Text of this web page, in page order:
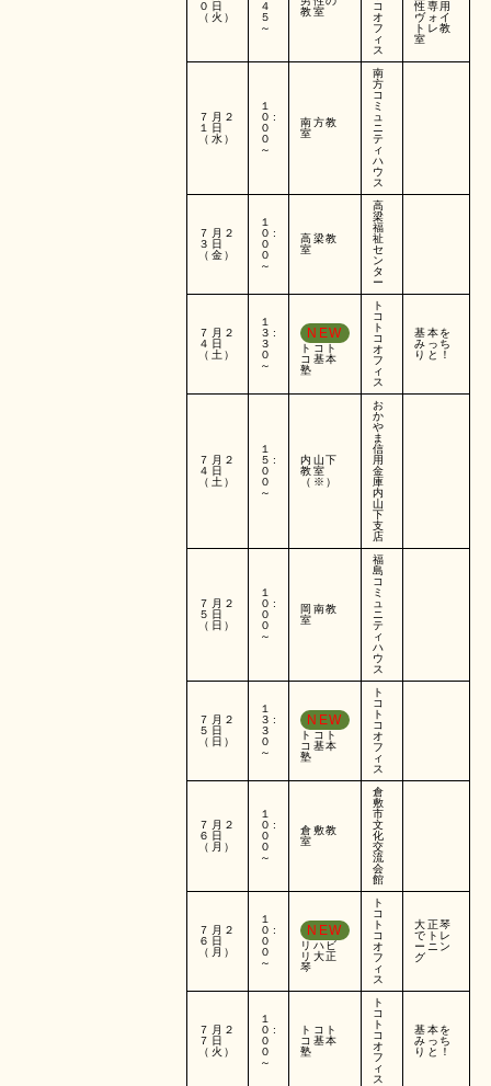
０日
（火）
４
５
～
教室
コ
オ
フ
ィ
ス
性専用
ヴォイ
トレ教
室
７月２
１日
（水）
１
０:
０
０
～
南方教
室
南
方
コ
ミ
ュ
ニ
テ
ィ
ハ
ウ
ス
７月２
３日
（金）
１
０:
０
０
～
高梁教
室
高
梁
福
祉
セ
ン
タ
ー
７月２
４日
（土）
１
３:
３
０
～
NEW
トコト
コ基本
塾
ト
コ
ト
コ
オ
フ
ィ
ス
基本を
みっち
りと！
７月２
４日
（土）
１
５:
０
０
～
内山下
教室
（※）
お
か
や
ま
信
用
金
庫
内
山
下
支
店
７月２
５日
（日）
１
０:
０
０
～
岡南教
室
福
島
コ
ミ
ュ
ニ
テ
ィ
ハ
ウ
ス
７月２
５日
（日）
１
３:
３
０
～
NEW
トコト
コ基本
塾
ト
コ
ト
コ
オ
フ
ィ
ス
７月２
６日
（月）
１
０:
０
０
～
倉敷教
室
倉
敷
市
文
化
交
流
会
館
７月２
６日
（月）
１
０:
０
０
～
NEW
リハビ
リ大正
琴
ト
コ
ト
コ
オ
フ
ィ
ス
大正琴
でトレ
ーニン
グ
７月２
７日
（火）
１
０:
０
０
～
トコト
コ基本
塾
ト
コ
ト
コ
オ
フ
ィ
ス
基本を
みっち
りと！